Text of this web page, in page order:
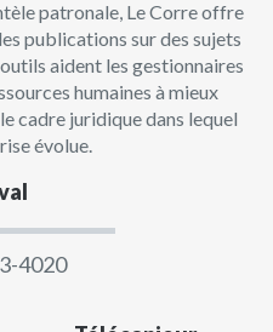
patronale, Le Corre offre
publications sur des sujets
aident les gestionnaires
humaines à mieux
cadre juridique dans lequel
évolue.
4020